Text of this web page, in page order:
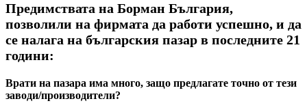
Предимствата на Борман България,
позволили на фирмата да работи успешно, и да
се налага на българския пазар в последните 21
години:
Врати на пазара има много, защо предлагате точно от тези
заводи/производители?